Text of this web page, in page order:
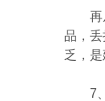
再从
品，
乏，
7、